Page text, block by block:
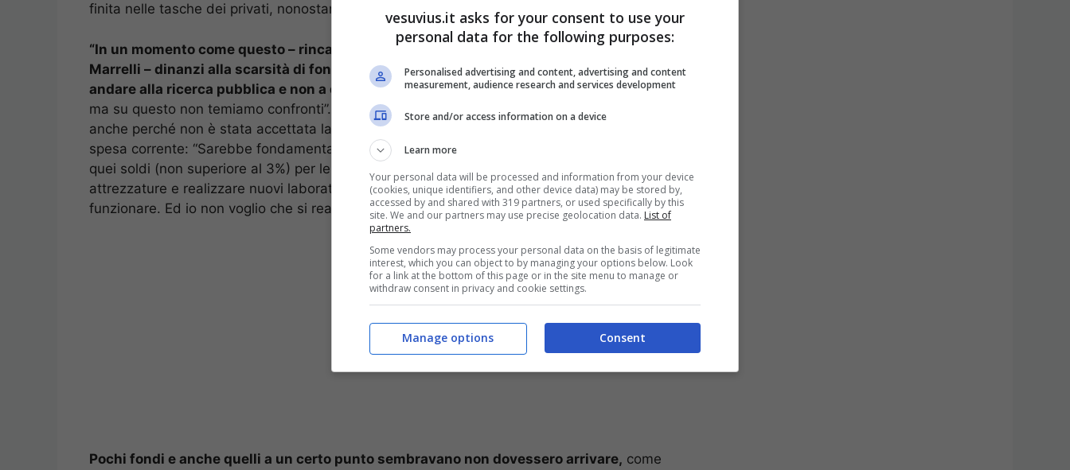
finita nelle tasche dei privati, nonostante servissero alle Università “per restare in vita”.
“In un momento come questo – rincara la dose il rettore della Federico II, Massimo
Marrelli – dinanzi alla scarsità di fondi pubblici i finanziamenti disponibili dovrebbero
andare alla ricerca pubblica e non a quella privata.Certo in base alla qualità dei progetti,
ma su questo non temiamo confronti”. Il numero uno dell’Università partenopea è deluso
anche perché non è stata accettata la richiesta di destinare parte dei finanziamenti alla
spesa corrente: “Sarebbe fondamentale per le Università poter usare una quota minima di
quei soldi (non superiore al 3%) per le spese correnti: con i Pon si possono comprare
attrezzature e realizzare nuovi laboratori, ma il rischio è di non avere risorse per farli
funzionare. Ed io non voglio che si realizzino altre cattedrali nel deserto”.
Pochi fondi e anche quelli a un certo punto sembravano non dovessero arrivare, come
vesuvius.it asks for your consent to use your
personal data for the following purposes:
Personalised advertising and content, advertising and content
measurement, audience research and services development
Store and/or access information on a device
Learn more
Your personal data will be processed and information from your device
(cookies, unique identifiers, and other device data) may be stored by,
accessed by and shared with 319 partners, or used specifically by this
site. We and our partners may use precise geolocation data. List of
partners.
Some vendors may process your personal data on the basis of legitimate
interest, which you can object to by managing your options below. Look
for a link at the bottom of this page or in the site menu to manage or
withdraw consent in privacy and cookie settings.
Consent
Manage options